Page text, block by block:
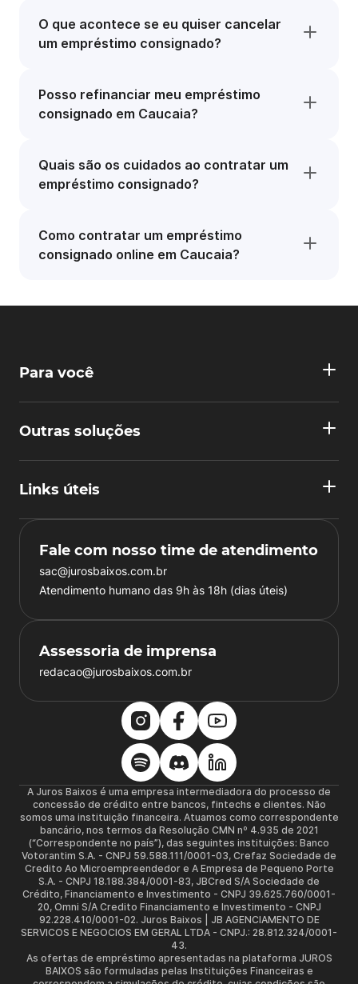
O que acontece se eu quiser cancelar
um empréstimo consignado?
Posso refinanciar meu empréstimo
consignado em Caucaia?
Quais são os cuidados ao contratar um
empréstimo consignado?
Como contratar um empréstimo
consignado online em Caucaia?
Para você
Outras soluções
Links úteis
Fale com nosso time de atendimento
sac@jurosbaixos.com.br
Atendimento humano das 9h às 18h (dias úteis)
Assessoria de imprensa
redacao@jurosbaixos.com.br
A Juros Baixos é uma empresa intermediadora do processo de
concessão de crédito entre bancos, fintechs e clientes. Não
somos uma instituição financeira. Atuamos como correspondente
bancário, nos termos da Resolução CMN nº 4.935 de 2021
(“Correspondente no país”), das seguintes instituições: Banco
Votorantim S.A. - CNPJ 59.588.111/0001-03, Crefaz Sociedade de
Credito Ao Microempreendedor e A Empresa de Pequeno Porte
S.A. - CNPJ 18.188.384/0001-83, JBCred S/A Sociedade de
Crédito, Financiamento e Investimento - CNPJ 39.625.760/0001-
20, Omni S/A Credito Financiamento e Investimento - CNPJ
92.228.410/0001-02. Juros Baixos | JB AGENCIAMENTO DE
SERVICOS E NEGOCIOS EM GERAL LTDA - CNPJ.: 28.812.324/0001-
43.
As ofertas de empréstimo apresentadas na plataforma JUROS
BAIXOS são formuladas pelas Instituições Financeiras e